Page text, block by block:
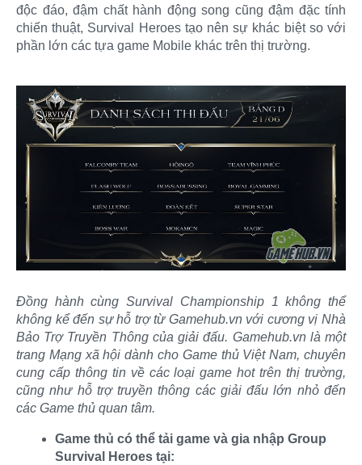
độc đáo, đậm chất hành động song cũng đậm đặc tính
chiến thuật, Survival Heroes tạo nên sự khác biệt so với
phần lớn các tựa game Mobile khác trên thị trường.
Đồng hành cùng Survival Championship 1 không thể
không kể đến sự hỗ trợ từ Gamehub.vn với cương vị Nhà
Bảo Trợ Truyền Thông của giải đấu. Gamehub.vn là một
trang Mạng xã hội dành cho Game thủ Việt Nam, chuyên
cung cấp thông tin về các loại game hot trên thị trường,
cũng như hỗ trợ truyền thông các giải đấu lớn nhỏ đến
các Game thủ quan tâm.
Game thủ có thể tải game và gia nhập Group
Survival Heroes tại: